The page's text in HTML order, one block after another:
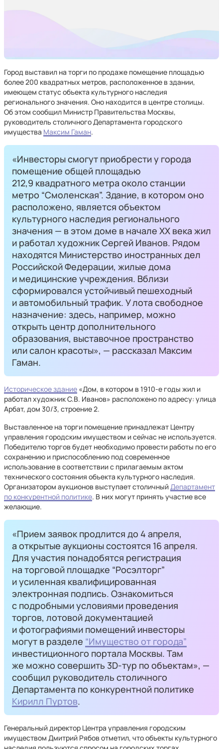
Город выставил на торги по продаже помещение площадью
более 200 квадратных метров, расположенное в здании,
имеющем статус объекта культурного наследия
регионального значения. Оно находится в центре столицы.
Об этом сообщил Министр Правительства Москвы,
руководитель столичного Департамента городского
имущества Максим Гаман.
«Инвесторы смогут приобрести у города
помещение общей площадью
212,9 квадратного метра около станции
метро “Смоленская”. Здание, в котором оно
расположено, является объектом
культурного наследия регионального
значения — в этом доме в начале XX века жил
и работал художник Сергей Иванов. Рядом
находятся Министерство иностранных дел
Российской Федерации, жилые дома
и медицинские учреждения. Вблизи
сформировался устойчивый пешеходный
и автомобильный трафик. У лота свободное
назначение: здесь, например, можно
открыть центр дополнительного
образования, выставочное пространство
или салон красоты», — рассказал Максим
Гаман.
Историческое здание «Дом, в котором в 1910-е годы жил и
работал художник С.В. Иванов» расположено по адресу: улица
Арбат, дом 30/3, строение 2.
Выставленное на торги помещение принадлежат Центру
управления городским имуществом и сейчас не используется.
Победителю торгов будет необходимо провести работы по его
сохранению и приспособлению под современное
использование в соответствии с прилагаемым актом
технического состояния объекта культурного наследия.
Организатором аукционов выступает столичныйДепартамент
по конкурентной политике. В них могут принять участие все
желающие.
«Прием заявок продлится до 4 апреля,
а открытые аукционы состоятся 16 апреля.
Для участия понадобятся регистрация
на торговой площадке “Росэлторг”
и усиленная квалифицированная
электронная подпись. Ознакомиться
с подробными условиями проведения
торгов, лотовой документацией
и фотографиями помещений инвесторы
могут в разделе “Имущество от города”
инвестиционного портала Москвы. Там
же можно совершить 3D-тур по объектам», —
сообщил руководитель столичного
Департамента по конкурентной политике
Кирилл Пуртов.
Генеральный директор Центра управления городским
имуществом Дмитрий Рябов отметил, что объекты культурного